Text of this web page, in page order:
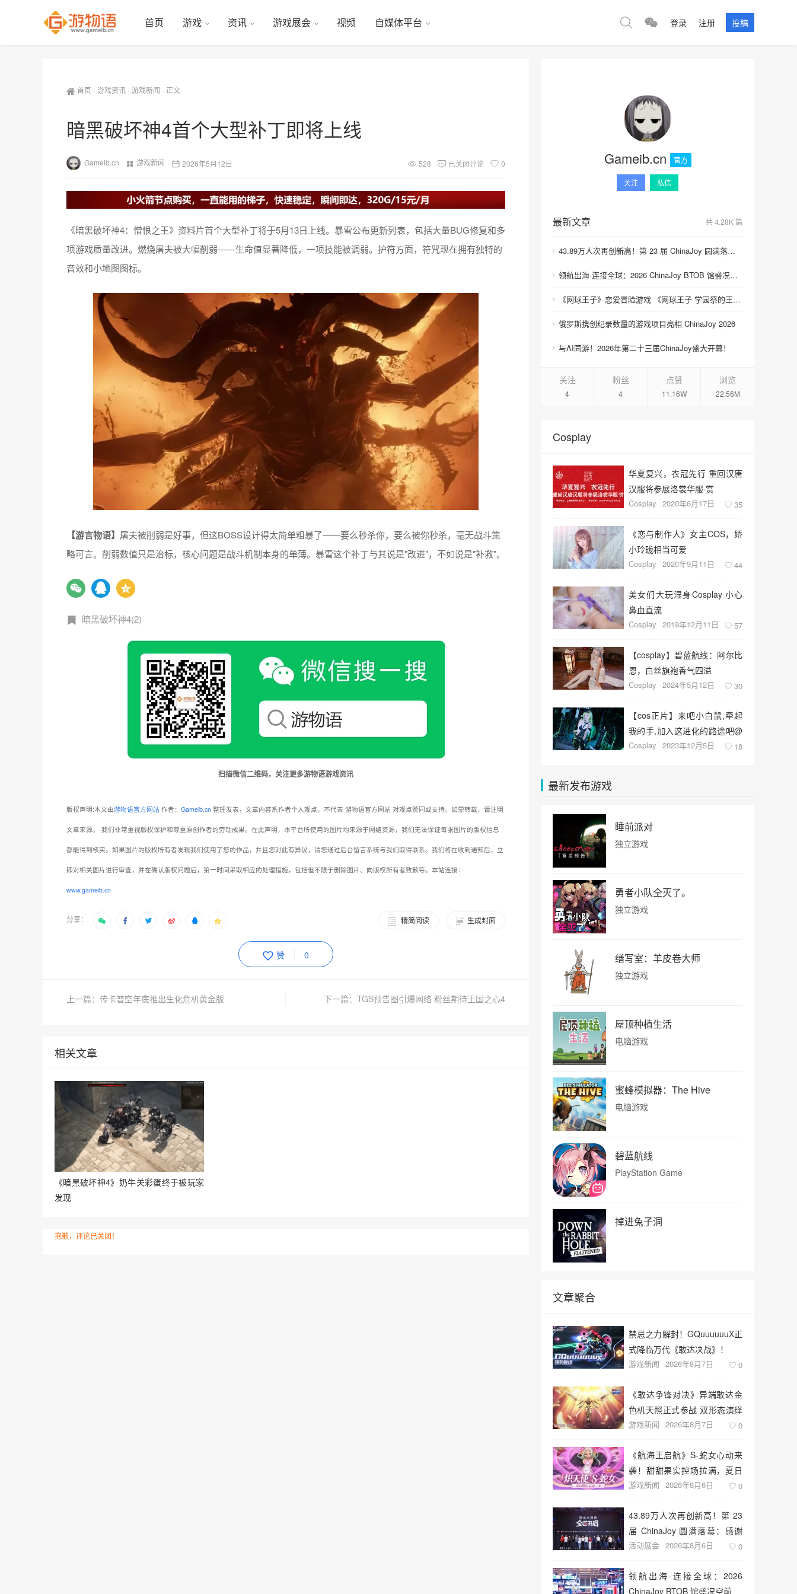
首页 游戏 资讯 游戏展会 视频 自媒体平台 登录 注册 投稿
首页 -游戏资讯-游戏新闻 - 正文
暗黑破坏神4首个大型补丁即将上线
Gameib.cn 游戏新闻 2026年5月12日 528 已关闭评论 0
《暗黑破坏神4：憎恨之王》资料片首个大型补丁将于5月13日上线。暴雪公布更新列表，包括大量BUG修复和多
项游戏质量改进。燃烧屠夫被大幅削弱——生命值显著降低，一项技能被调弱。护符方面，符咒现在拥有独特的
音效和小地图图标。
【游言物语】 屠夫被削弱是好事，但这BOSS设计得太简单粗暴了——要么秒杀你，要么被你秒杀，毫无战斗策
略可言。削弱数值只是治标，核心问题是战斗机制本身的单薄。暴雪这个补丁与其说是"改进"，不如说是"补救"。
暗黑破坏神4(2)
扫描微信二维码，关注更多游物语游戏资讯
版权声明:本文由游物语官方网站 作者： Gameib.cn 整理发表，文章内容系作者个人观点，不代表 游物语官方网站 对观点赞同或支持。如需转载，请注明
文章来源。 我们非常重视版权保护和尊重原创作者的劳动成果。在此声明，本平台所使用的图片均来源于网络资源，我们无法保证每张图片的版权信息
都能得到核实。如果图片的版权所有者发现我们使用了您的作品，并且您对此有异议，请您通过后台留言系统与我们取得联系。我们将在收到通知后，立
即对相关图片进行审查，并在确认版权问题后，第一时间采取相应的处理措施，包括但不限于删除图片、向版权所有者致歉等。本站连接：
www.gameib.cn
分享： 生成封面
精简阅读
赞 0
上一篇：传卡普空年底推出生化危机黄金版 下一篇：TGS预告图引爆网络 粉丝期待王国之心4
相关文章
《暗黑破坏神4》奶牛关彩蛋终于被玩家
发现
抱歉，评论已关闭！
Gameib.cn 官方
关注 私信
最新文章 共 4.28K 篇
43.89万人次再创新高！第 23 届 ChinaJoy 圆满落幕：感谢有你，共赴这场“与 AI 同游”的盛夏之约
领航出海·连接全球：2026 ChinaJoy BTOB 馆盛况空前
《网球王子》恋爱冒险游戏 《网球王子 学园祭的王子们 ♡-40 and more…》与《网球王子 心跳求生 Tie break ♡game》发售
俄罗斯携创纪录数量的游戏项目亮相 ChinaJoy 2026
与AI同游！2026年第二十三届ChinaJoy盛大开幕！
关注
4
粉丝
4
点赞
11.16W
浏览
22.56M
Cosplay
华夏复兴，衣冠先行 重回汉唐
汉服将参展洛裳华服·赏
Cosplay 2020年6月17日 35
《恋与制作人》女主COS，娇
小玲珑相当可爱
Cosplay 2020年9月11日 44
美女们大玩湿身Cosplay 小心
鼻血直流
Cosplay 2019年12月11日 57
【cosplay】碧蓝航线：阿尔比
恩，白丝旗袍香气四溢
Cosplay 2024年5月12日 30
【cos正片】来吧小白鼠,牵起
我的手,加入这进化的路途吧@
一大碗杏仁豆腐
Cosplay 2023年12月5日 18
最新发布游戏
睡前派对
独立游戏
勇者小队全灭了。
独立游戏
缮写室：羊皮卷大师
独立游戏
屋顶种植生活
电脑游戏
蜜蜂模拟器：The Hive
电脑游戏
碧蓝航线
PlayStation Game
掉进兔子洞
文章聚合
禁忌之力解封！GQuuuuuuX正
式降临万代《敢达决战》！
游戏新闻 2026年8月7日 0
《敢达争锋对决》异端敢达金
色机天照正式参战 双形态演绎
空中战技
游戏新闻 2026年8月7日 0
《航海王启航》S-蛇女心动来
袭！甜甜果实控场拉满，夏日
盛宴开启
游戏新闻 2026年8月6日 0
43.89万人次再创新高！第 23
届 ChinaJoy 圆满落幕：感谢
有你，共赴这场“与 AI 同游”的
活动展会 2026年8月6日 0
领航出海·连接全球：2026
ChinaJoy BTOB 馆盛况空前